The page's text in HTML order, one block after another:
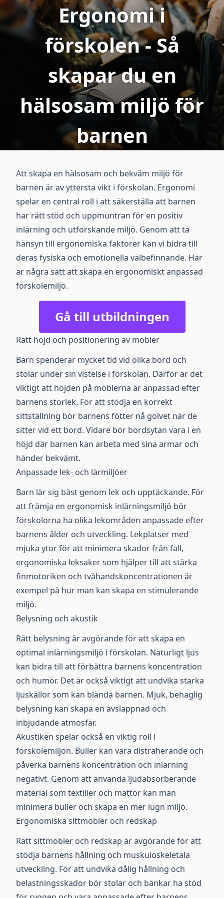
Ergonomi i
förskolen - Så
skapar du en
hälsosam miljö för
barnen
Att skapa en hälsosam och bekväm miljö för
barnen är av yttersta vikt i förskolan. Ergonomi
spelar en central roll i att säkerställa att barnen
har rätt stöd och uppmuntran för en positiv
inlärning och utforskande miljö. Genom att ta
hänsyn till ergonomiska faktorer kan vi bidra till
deras fysiska och emotionella välbefinnande. Här
är några sätt att skapa en ergonomiskt anpassad
förskolemiljö.
Gå till utbildningen
Rätt höjd och positionering av möbler
Barn spenderar mycket tid vid olika bord och
stolar under sin vistelse i förskolan. Därför är det
viktigt att höjden på möblerna är anpassad efter
barnens storlek. För att stödja en korrekt
sittställning bör barnens fötter nå golvet när de
sitter vid ett bord. Vidare bör bordsytan vara i en
höjd där barnen kan arbeta med sina armar och
händer bekvämt.
Anpassade lek- och lärmiljöer
Barn lär sig bäst genom lek och upptäckande. För
att främja en ergonomisk inlärningsmiljö bör
förskolorna ha olika lekområden anpassade efter
barnens ålder och utveckling. Lekplatser med
mjuka ytor för att minimera skador från fall,
ergonomiska leksaker som hjälper till att stärka
finmotoriken och tvåhandskoncentrationen är
exempel på hur man kan skapa en stimulerande
miljö.
Belysning och akustik
Rätt belysning är avgörande för att skapa en
optimal inlärningsmiljö i förskolan. Naturligt ljus
kan bidra till att förbättra barnens koncentration
och humör. Det är också viktigt att undvika starka
ljuskällor som kan blända barnen. Mjuk, behaglig
belysning kan skapa en avslappnad och
inbjudande atmosfär.
Akustiken spelar också en viktig roll i
förskolemiljön. Buller kan vara distraherande och
påverka barnens koncentration och inlärning
negativt. Genom att använda ljudabsorberande
material som textilier och mattor kan man
minimera buller och skapa en mer lugn miljö.
Ergonomiska sittmöbler och redskap
Rätt sittmöbler och redskap är avgörande för att
stödja barnens hållning och muskuloskeletala
utveckling. För att undvika dålig hållning och
belastningsskador bör stolar och bänkar ha stöd